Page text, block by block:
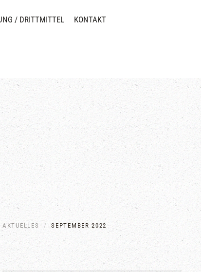
/ DRITTMITTEL KONTAKT
AKTUELLES SEPTEMBER 2022